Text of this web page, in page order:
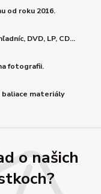
od roku 2016.
DVD, LP, CD...
fotografii.
materiály
o našich